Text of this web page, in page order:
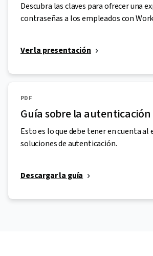
Descubra las claves para ofrecer una
contraseñas a los empleados con
Ver la presentación
PDF
Guía sobre la
Esto es lo que debe tener en cuenta al
soluciones de autenticación.
Descargar la guía